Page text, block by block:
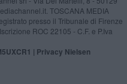
TOSCANA MEDIA
presso il Tribunale di Firenze
ROC 22105 - C.F. e P.Iva
| Privacy Nielsen